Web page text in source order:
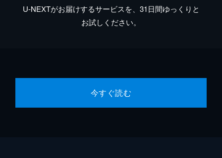
U-NEXTがお届けするサービスを、31日間ゆっくりと
お試しください。
今すぐ読む